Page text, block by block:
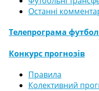
Останні
Телепрограма
Конкурс прогнозів
Правила
Колективний